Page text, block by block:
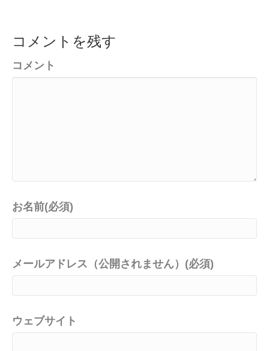
コメントを残す
コメント
お名前(必須)
メールアドレス（公開されません）(必須)
ウェブサイト